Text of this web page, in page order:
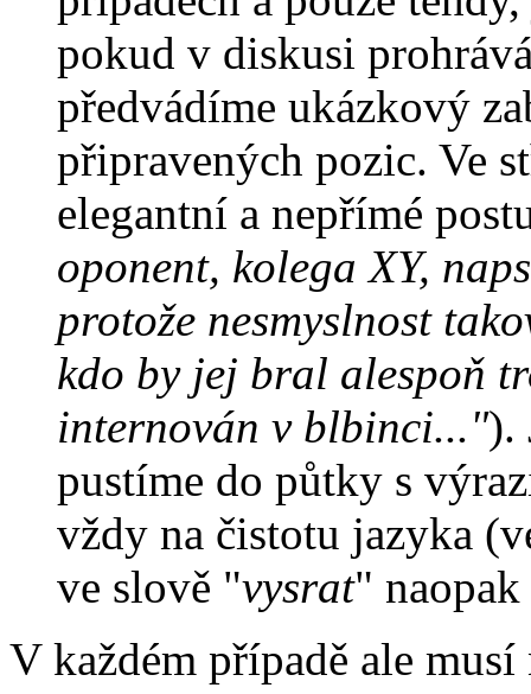
pokud v diskusi
předvádíme ukázkový
připravených pozic. Ve
elegantní a nepřímé
oponent, kolega XY,
protože nesmyslnost
kdo by jej bral alespoň
internován v blbinci...").
pustíme do půtky s
vždy na čistotu jazyka
ve slově "vysrat"
V každém případě ale